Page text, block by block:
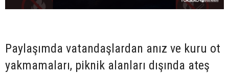
Paylaşımda vatandaşlardan anız ve kuru ot
yakmamaları, piknik alanları dışında ateş